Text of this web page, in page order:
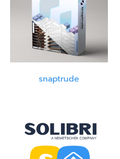
snaptrude